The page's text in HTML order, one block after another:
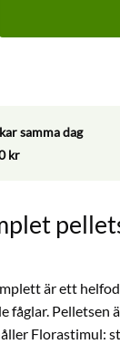
samma dag
kr
är ett
Pelletsen
Florastimul: